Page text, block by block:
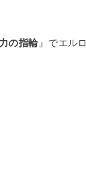
の指輪』でエルロ